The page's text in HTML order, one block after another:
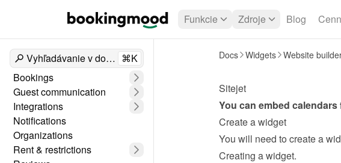
Funkcie Zdroje Blog
Vyhľadávanie v dokumentoch
⌘K
Bookings
Guest communication
Integrations
Notifications
Organizations
Rent & restrictions
Docs Widgets Website
Sitejet
You can embed
Create a widget
Creating a widget.